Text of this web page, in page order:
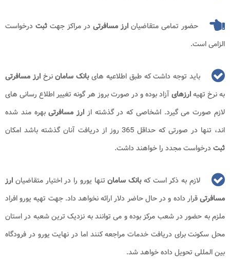
حضور تمامی متقاضیان ارز مسافرتی در مراکز جهت ثبت درخواست
الزامی است.
باید توجه داشت که طبق اطلاعیه هایبانک ساماننرخارز مسافرتی
به نرخ تهیهارزهایآزاد بوده و در صورت بروز هر گونه تغییر اطلاع رسانی های
لازم صورت می گیرد. اشخاصی که در گذشته از ارز مسافرتیبهره مند شده
اند، تنها در صورتی که حداقل 365 روز از دریافت آنان گذشته باشد امکان
ثبتدرخواست مجدد را خواهند داشت.
لازم به ذکر است کهبانک سامانتنها یورو را در اختیار متقاضیان ارز
مسافرتیقرار داده و در حال حاضر دلار ارائه نخواهد داد. جهت تهیه یورو افراد
ملزم به حضور در شعب مرکز بوده و می توانند به نزدیک ترین شعبه در استان
محل سکونت برای دریافت خدمات مراجعه کنند اما در نهایت یورو در فرودگاه
بین المللی تحویل داده خواهد شد.